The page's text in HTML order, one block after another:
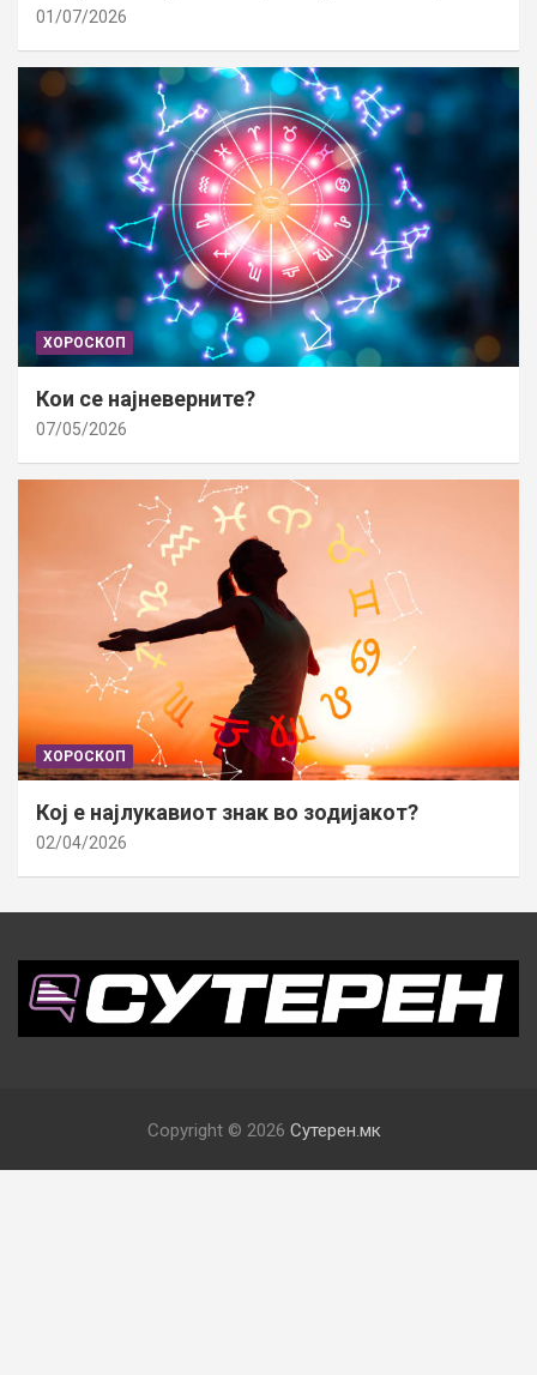
01/07/2026
ХОРОСКОП
Кои се најневерните?
07/05/2026
ХОРОСКОП
Кој е најлукавиот знак во зодијакот?
02/04/2026
Copyright © 2026 Сутерен.мк